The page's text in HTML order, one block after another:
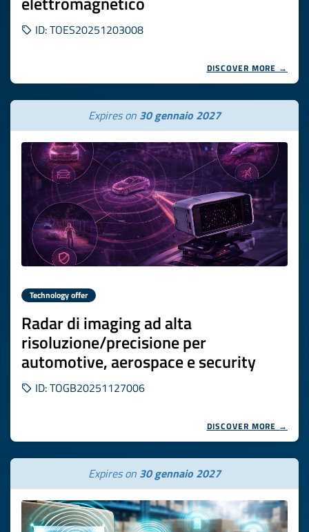
ID: TOES20251203008
DISCOVER MORE →
Expires on 30 gennaio 2027
Technology offer
Radar di imaging ad alta
risoluzione/precisione per
automotive, aerospace e security
ID: TOGB20251127006
DISCOVER MORE →
Expires on 30 gennaio 2027